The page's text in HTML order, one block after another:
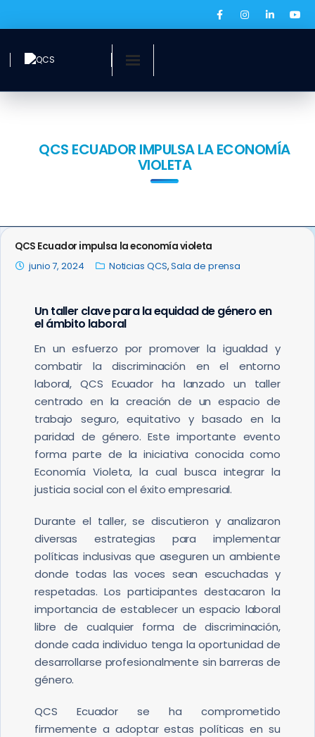
Prensa
QCS ECUADOR IMPULSA LA ECONOMÍA
VIOLETA
QCS Ecuador impulsa la economía violeta
junio 7, 2024
Noticias QCS,Sala de prensa
Un taller clave para la equidad de género en
el ámbito laboral
En un esfuerzo por promover la igualdad y
combatir la discriminación en el entorno
laboral, QCS Ecuador ha lanzado un taller
centrado en la creación de un espacio de
trabajo seguro, equitativo y basado en la
paridad de género. Este importante evento
forma parte de la iniciativa conocida como
Economía Violeta, la cual busca integrar la
justicia social con el éxito empresarial.
Durante el taller, se discutieron y analizaron
diversas estrategias para implementar
políticas inclusivas que aseguren un ambiente
donde todas las voces sean escuchadas y
respetadas. Los participantes destacaron la
importancia de establecer un espacio laboral
libre de cualquier forma de discriminación,
donde cada individuo tenga la oportunidad de
desarrollarse profesionalmente sin barreras de
género.
QCS Ecuador se ha comprometido
firmemente a adoptar estas políticas en su